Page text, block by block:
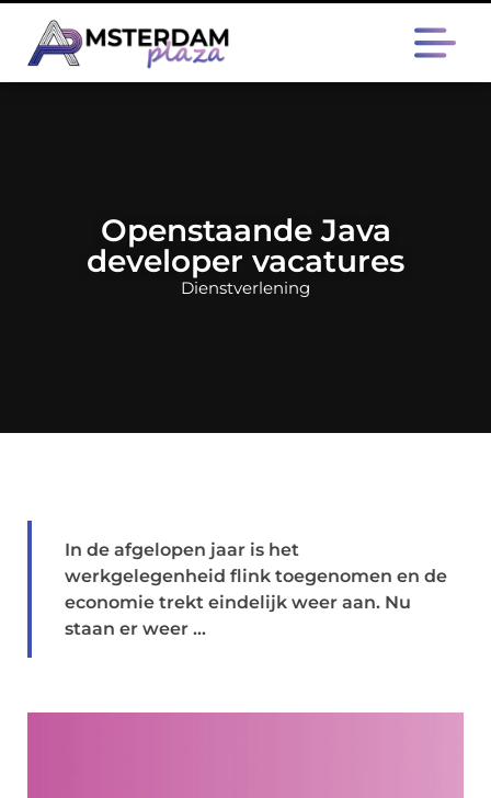
Openstaande Java
developer vacatures
Dienstverlening
In de afgelopen jaar is het
werkgelegenheid flink toegenomen en de
economie trekt eindelijk weer aan. Nu
staan er weer ...